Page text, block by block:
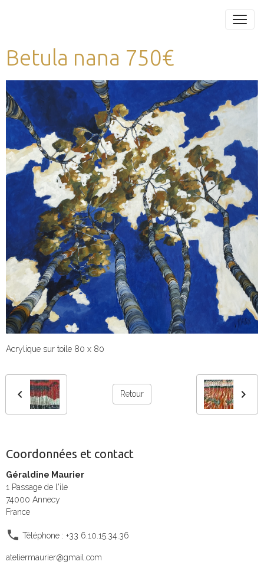
Betula nana 750€
Acrylique sur toile 80 x 80
Retour
Coordonnées et contact
Géraldine Maurier
1 Passage de l'ile
74000 Annecy
France
Téléphone : +33 6.10.15.34.36
ateliermaurier@gmail.com